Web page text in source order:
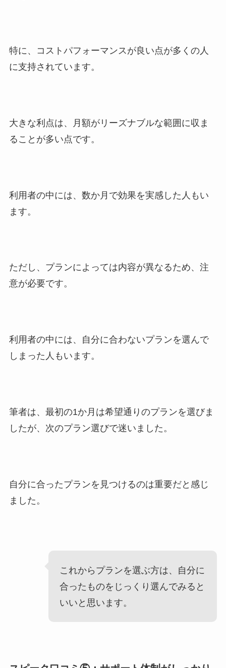
特に、コストパフォーマンスが良い点が多くの人
に支持されています。
大きな利点は、月額がリーズナブルな範囲に収ま
ることが多い点です。
利用者の中には、数か月で効果を実感した人もい
ます。
ただし、プランによっては内容が異なるため、注
意が必要です。
利用者の中には、自分に合わないプランを選んで
しまった人もいます。
筆者は、最初の1か月は希望通りのプランを選びま
したが、次のプラン選びで迷いました。
自分に合ったプランを見つけるのは重要だと感じ
ました。
これからプランを選ぶ方は、自分に
合ったものをじっくり選んでみると
いいと思います。